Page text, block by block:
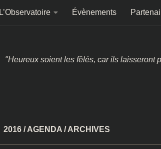
L’Observatoire Évènements
"Heureux soient les fêlés, car ils laisseront
2016 / AGENDA / ARCHIVES